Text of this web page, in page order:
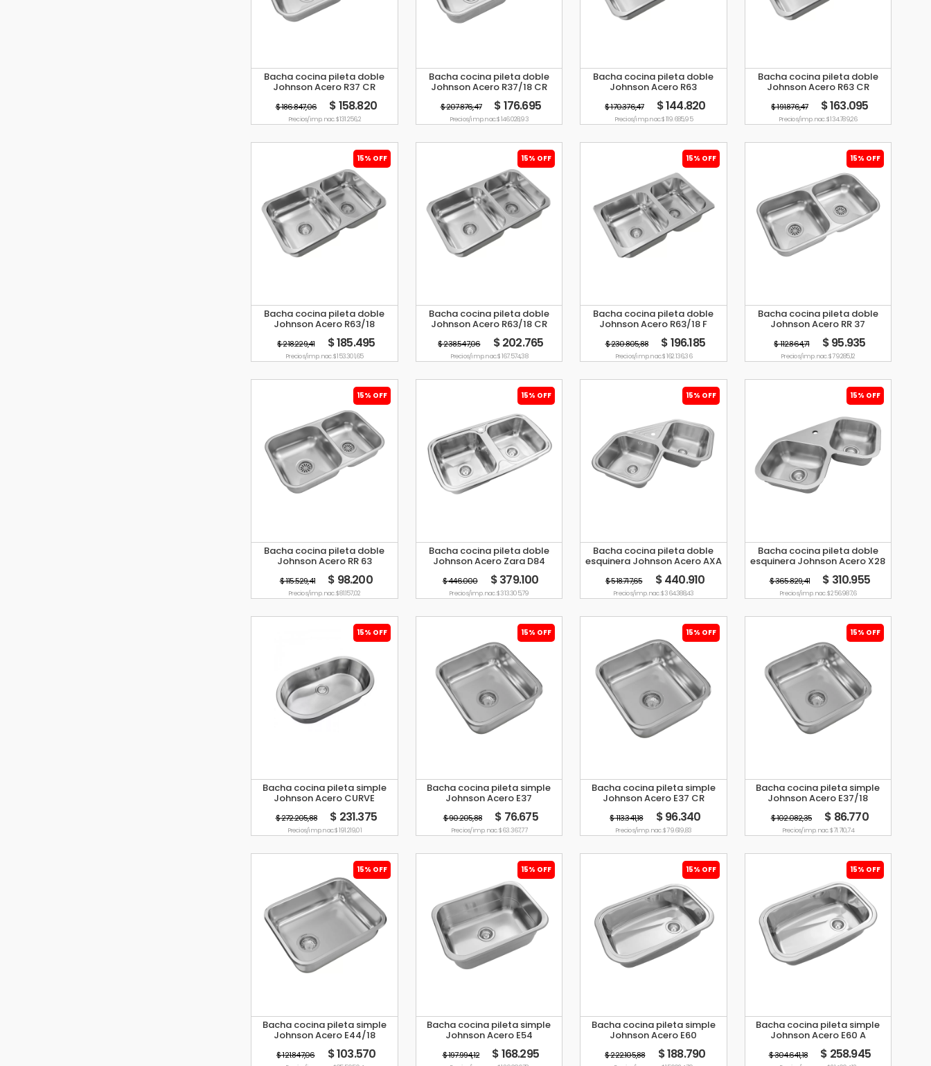
Bacha cocina pileta doble
Johnson Acero R37 CR
$ 186.847,06 $ 158.820
Precio s/imp. nac. $ 131.256,2
Bacha cocina pileta doble
Johnson Acero R37/18 CR
$ 207.876,47 $ 176.695
Precio s/imp. nac. $ 146.028,93
Bacha cocina pileta doble
Johnson Acero R63
$ 170.376,47 $ 144.820
Precio s/imp. nac. $ 119.685,95
Bacha cocina pileta doble
Johnson Acero R63 CR
$ 191.876,47 $ 163.095
Precio s/imp. nac. $ 134.789,26
15% OFF
Bacha cocina pileta doble
Johnson Acero R63/18
$ 218.229,41 $ 185.495
Precio s/imp. nac. $ 153.301,65
15% OFF
Bacha cocina pileta doble
Johnson Acero R63/18 CR
$ 238.547,06 $ 202.765
Precio s/imp. nac. $ 167.574,38
15% OFF
Bacha cocina pileta doble
Johnson Acero R63/18 F
$ 230.805,88 $ 196.185
Precio s/imp. nac. $ 162.136,36
15% OFF
Bacha cocina pileta doble
Johnson Acero RR 37
$ 112.864,71 $ 95.935
Precio s/imp. nac. $ 79.285,12
15% OFF
Bacha cocina pileta doble
Johnson Acero RR 63
$ 115.529,41 $ 98.200
Precio s/imp. nac. $ 81.157,02
15% OFF
Bacha cocina pileta doble
Johnson Acero Zara D84
$ 446.000 $ 379.100
Precio s/imp. nac. $ 313.305,79
15% OFF
Bacha cocina pileta doble
esquinera Johnson Acero AXA
D78
$ 518.717,65 $ 440.910
Precio s/imp. nac. $ 364.388,43
15% OFF
Bacha cocina pileta doble
esquinera Johnson Acero X28
$ 365.829,41 $ 310.955
Precio s/imp. nac. $ 256.987,6
15% OFF
Bacha cocina pileta simple
Johnson Acero CURVE
$ 272.205,88 $ 231.375
Precio s/imp. nac. $ 191.219,01
15% OFF
Bacha cocina pileta simple
Johnson Acero E37
$ 90.205,88 $ 76.675
Precio s/imp. nac. $ 63.367,77
15% OFF
Bacha cocina pileta simple
Johnson Acero E37 CR
$ 113.341,18 $ 96.340
Precio s/imp. nac. $ 79.619,83
15% OFF
Bacha cocina pileta simple
Johnson Acero E37/18
$ 102.082,35 $ 86.770
Precio s/imp. nac. $ 71.710,74
15% OFF
Bacha cocina pileta simple
Johnson Acero E44/18
$ 121.847,06 $ 103.570
15% OFF
Bacha cocina pileta simple
Johnson Acero E54
$ 197.994,12 $ 168.295
15% OFF
Bacha cocina pileta simple
Johnson Acero E60
$ 222.105,88 $ 188.790
15% OFF
Bacha cocina pileta simple
Johnson Acero E60 A
$ 304.641,18 $ 258.945